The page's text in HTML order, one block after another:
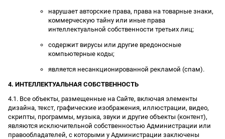
нарушает авторские права, права на товарные знаки,
коммерческую тайну или иные права
интеллектуальной собственности третьих лиц;
содержит вирусы или другие вредоносные
компьютерные коды;
является несанкционированной рекламой (спам).
4. ИНТЕЛЛЕКТУАЛЬНАЯ СОБСТВЕННОСТЬ
4.1. Все объекты, размещенные на Сайте, включая элементы
дизайна, текст, графические изображения, иллюстрации, видео,
скрипты, программы, музыка, звуки и другие объекты (контент),
являются исключительной собственностью Администрации или
правообладателей, с которыми у Администрации заключены